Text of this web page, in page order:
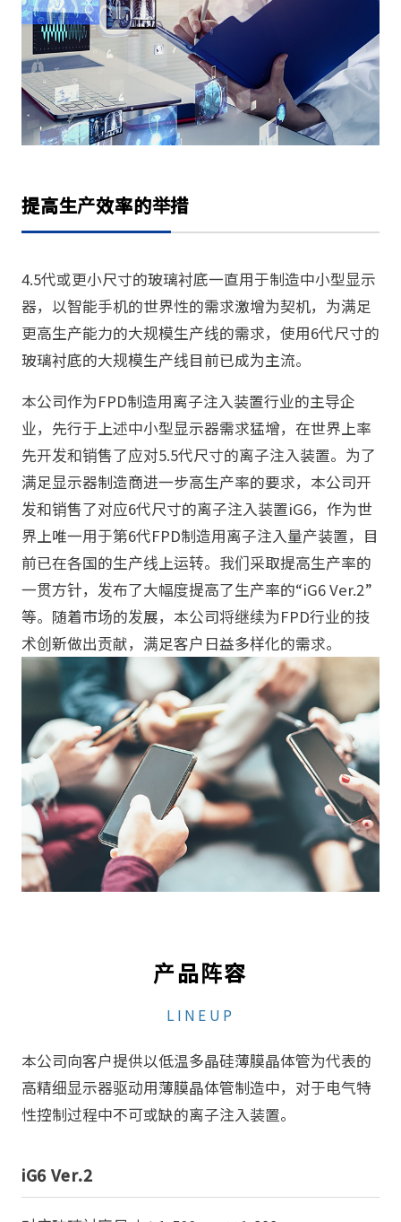
提高生产效率的举措
4.5代或更小尺寸的玻璃衬底一直用于制造中小型显示
器，以智能手机的世界性的需求激增为契机，为满足
更高生产能力的大规模生产线的需求，使用6代尺寸的
玻璃衬底的大规模生产线目前已成为主流。
本公司作为FPD制造用离子注入装置行业的主导企
业，先行于上述中小型显示器需求猛增，在世界上率
先开发和销售了应对5.5代尺寸的离子注入装置。为了
满足显示器制造商进一步高生产率的要求，本公司开
发和销售了对应6代尺寸的离子注入装置iG6，作为世
界上唯一用于第6代FPD制造用离子注入量产装置，目
前已在各国的生产线上运转。我们采取提高生产率的
一贯方针，发布了大幅度提高了生产率的“iG6 Ver.2”
等。随着市场的发展，本公司将继续为FPD行业的技
术创新做出贡献，满足客户日益多样化的需求。
产品阵容
LINEUP
本公司向客户提供以低温多晶硅薄膜晶体管为代表的
高精细显示器驱动用薄膜晶体管制造中，对于电气特
性控制过程中不可或缺的离子注入装置。
iG6 Ver.2